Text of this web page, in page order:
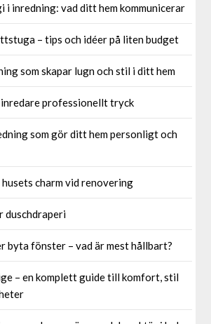
i inredning: vad ditt hem kommunicerar
– tips och idéer på liten budget
som skapar lugn och stil i ditt hem
professionellt tryck
som gör ditt hem personligt och
husets charm vid renovering
duschdraperi
byta fönster – vad är mest hållbart?
– en komplett guide till komfort, stil